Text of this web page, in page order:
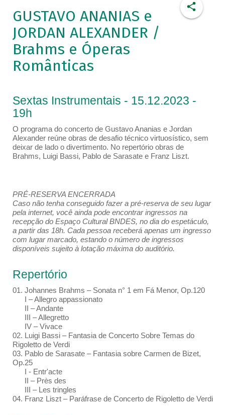
GUSTAVO ANANIAS e
JORDAN ALEXANDER /
Brahms e Óperas
Românticas
Sextas Instrumentais - 15.12.2023 -
19h
O programa do concerto de Gustavo Ananias e Jordan
Alexander reúne obras de desafio técnico virtuosístico, sem
deixar de lado o divertimento. No repertório obras de
Brahms, Luigi Bassi, Pablo de Sarasate e Franz Liszt.
PRÉ-RESERVA ENCERRADA
Caso não tenha conseguido fazer a pré-reserva de seu lugar
pela internet, você ainda pode encontrar ingressos na
recepção do Espaço Cultural BNDES, no dia do espetáculo,
a partir das 18h. Cada pessoa receberá apenas um ingresso
com lugar marcado, estando o número de ingressos
disponíveis sujeito à lotação máxima do auditório.
Repertório
01. Johannes Brahms – Sonata n° 1 em Fá Menor, Op.120
I – Allegro appassionato
II – Andante
III – Allegretto
IV – Vivace
02. Luigi Bassi – Fantasia de Concerto Sobre Temas do
Rigoletto de Verdi
03. Pablo de Sarasate – Fantasia sobre Carmen de Bizet,
Op.25
I - Entr'acte
II – Près des
III – Les tringles
04. Franz Liszt – Paráfrase de Concerto de Rigoletto de Verdi